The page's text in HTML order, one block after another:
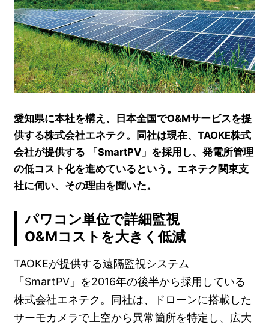
愛知県に本社を構え、日本全国でO&Mサービスを提
供する株式会社エネテク。同社は現在、TAOKE株式
会社が提供する 「SmartPV」を採用し、発電所管理
の低コスト化を進めているという。エネテク関東支
社に伺い、その理由を聞いた。
パワコン単位で詳細監視
O&Mコストを大きく低減
TAOKEが提供する遠隔監視システム
「SmartPV」を2016年の後半から採用している
株式会社エネテク。同社は、ドローンに搭載した
サーモカメラで上空から異常箇所を特定し、広大